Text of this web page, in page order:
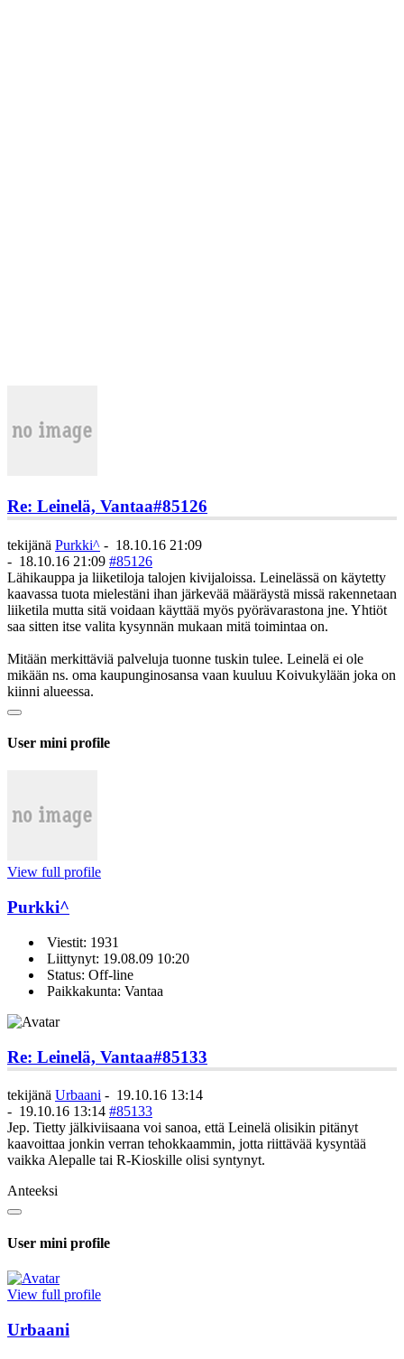
Re: Leinelä, Vantaa#85126
tekijänä Purkki^ - 18.10.16 21:09
- 18.10.16 21:09 #85126
Lähikauppa ja liiketiloja talojen kivijaloissa. Leinelässä on käytetty
kaavassa tuota mielestäni ihan järkevää määräystä missä rakennetaan
liiketila mutta sitä voidaan käyttää myös pyörävarastona jne. Yhtiöt
saa sitten itse valita kysynnän mukaan mitä toimintaa on.
Mitään merkittäviä palveluja tuonne tuskin tulee. Leinelä ei ole
mikään ns. oma kaupunginosansa vaan kuuluu Koivukylään joka on
kiinni alueessa.
User mini profile
View full profile
Purkki^
Viestit: 1931
Liittynyt: 19.08.09 10:20
Status: Off-line
Paikkakunta: Vantaa
Re: Leinelä, Vantaa#85133
tekijänä Urbaani - 19.10.16 13:14
- 19.10.16 13:14 #85133
Jep. Tietty jälkiviisaana voi sanoa, että Leinelä olisikin pitänyt
kaavoittaa jonkin verran tehokkaammin, jotta riittävää kysyntää
vaikka Alepalle tai R-Kioskille olisi syntynyt.
Anteeksi
User mini profile
View full profile
Urbaani